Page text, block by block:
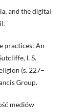
and the digital
practices: An
I. S.
(s. 227–
Group.
mediów